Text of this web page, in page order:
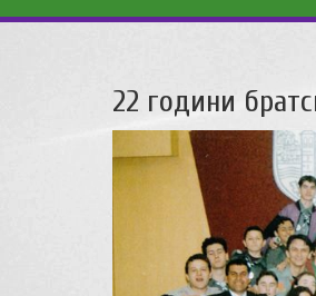
22 години